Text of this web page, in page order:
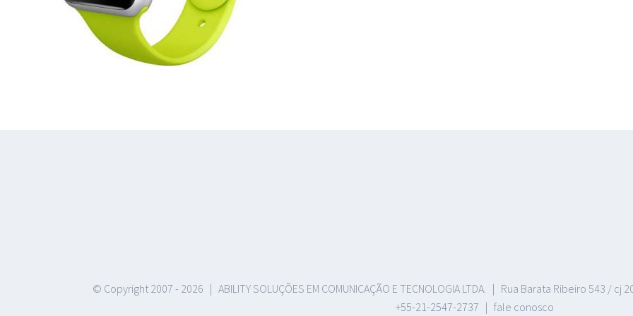
© Copyright 2007 - 2026 | ABILITY SOLUÇÕES EM COMUNICAÇÃO E TECNOLOGIA LTDA. | Rua Barata Ribeiro 543 /
+55-21-2547-2737 | fale conosco